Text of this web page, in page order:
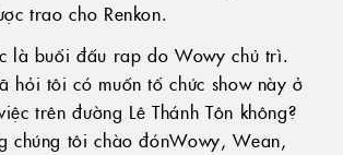
trao cho Renkon.
là buổi đấu rap do Wowy chủ trì.
hỏi tôi có muốn tổ chức show này ở
trên đường Lê Thánh Tôn không?
chúng tôi chào đónWowy, Wean,